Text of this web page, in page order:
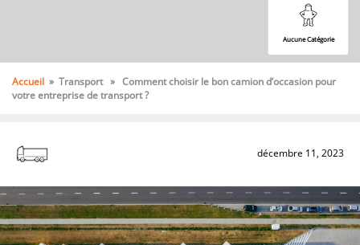
Aucune Catégorie
Accueil » Transport » Comment choisir le bon camion d’occasion pour
votre entreprise de transport ?
décembre 11, 2023